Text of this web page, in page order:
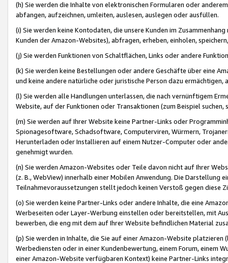
(h) Sie werden die Inhalte von elektronischen Formularen oder
abfangen, aufzeichnen, umleiten, auslesen, auslegen oder ausfüllen.
(i) Sie werden keine Kontodaten, die unsere Kunden im
Kunden der Amazon-Websites), abfragen, erheben, einholen,
(j) Sie werden Funktionen von Schaltflächen, Links oder andere
(k) Sie werden keine Bestellungen oder andere Geschäfte über eine
und keine andere natürliche oder juristische Person dazu
(l) Sie werden alle Handlungen unterlassen, die nach vernünftigem
Website, auf der Funktionen oder Transaktionen (zum Beispiel
(m) Sie werden auf Ihrer Website keine Partner-Links oder
Spionagesoftware, Schadsoftware, Computerviren, Würmern,
Herunterladen oder Installieren auf einem Nutzer-Computer oder
genehmigt wurden.
(n) Sie werden Amazon-Websites oder Teile davon nicht auf Ihrer
(z. B., WebView) innerhalb einer Mobilen Anwendung. Die Darstellung
Teilnahmevoraussetzungen stellt jedoch keinen Verstoß gegen diese
(o) Sie werden keine Partner-Links oder andere Inhalte, die eine
Werbeseiten oder Layer-Werbung einstellen oder bereitstellen, mit
bewerben, die eng mit dem auf Ihrer Website befindlichen Material
(p) Sie werden in Inhalte, die Sie auf einer Amazon-Website
Werbediensten oder in einer Kundenbewertung, einem Forum, einem
einer Amazon-Website verfügbaren Kontext) keine Partner-Links